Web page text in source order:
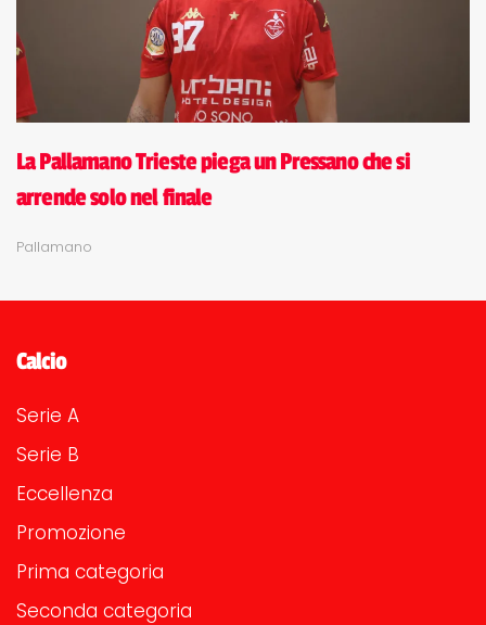
La Pallamano Trieste piega un Pressano che si
arrende solo nel finale
Pallamano
Calcio
Serie A
Serie B
Eccellenza
Promozione
Prima categoria
Seconda categoria